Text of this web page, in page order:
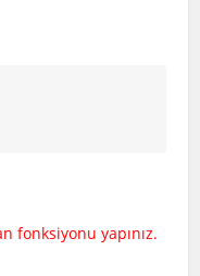
fonksiyonu yapınız.